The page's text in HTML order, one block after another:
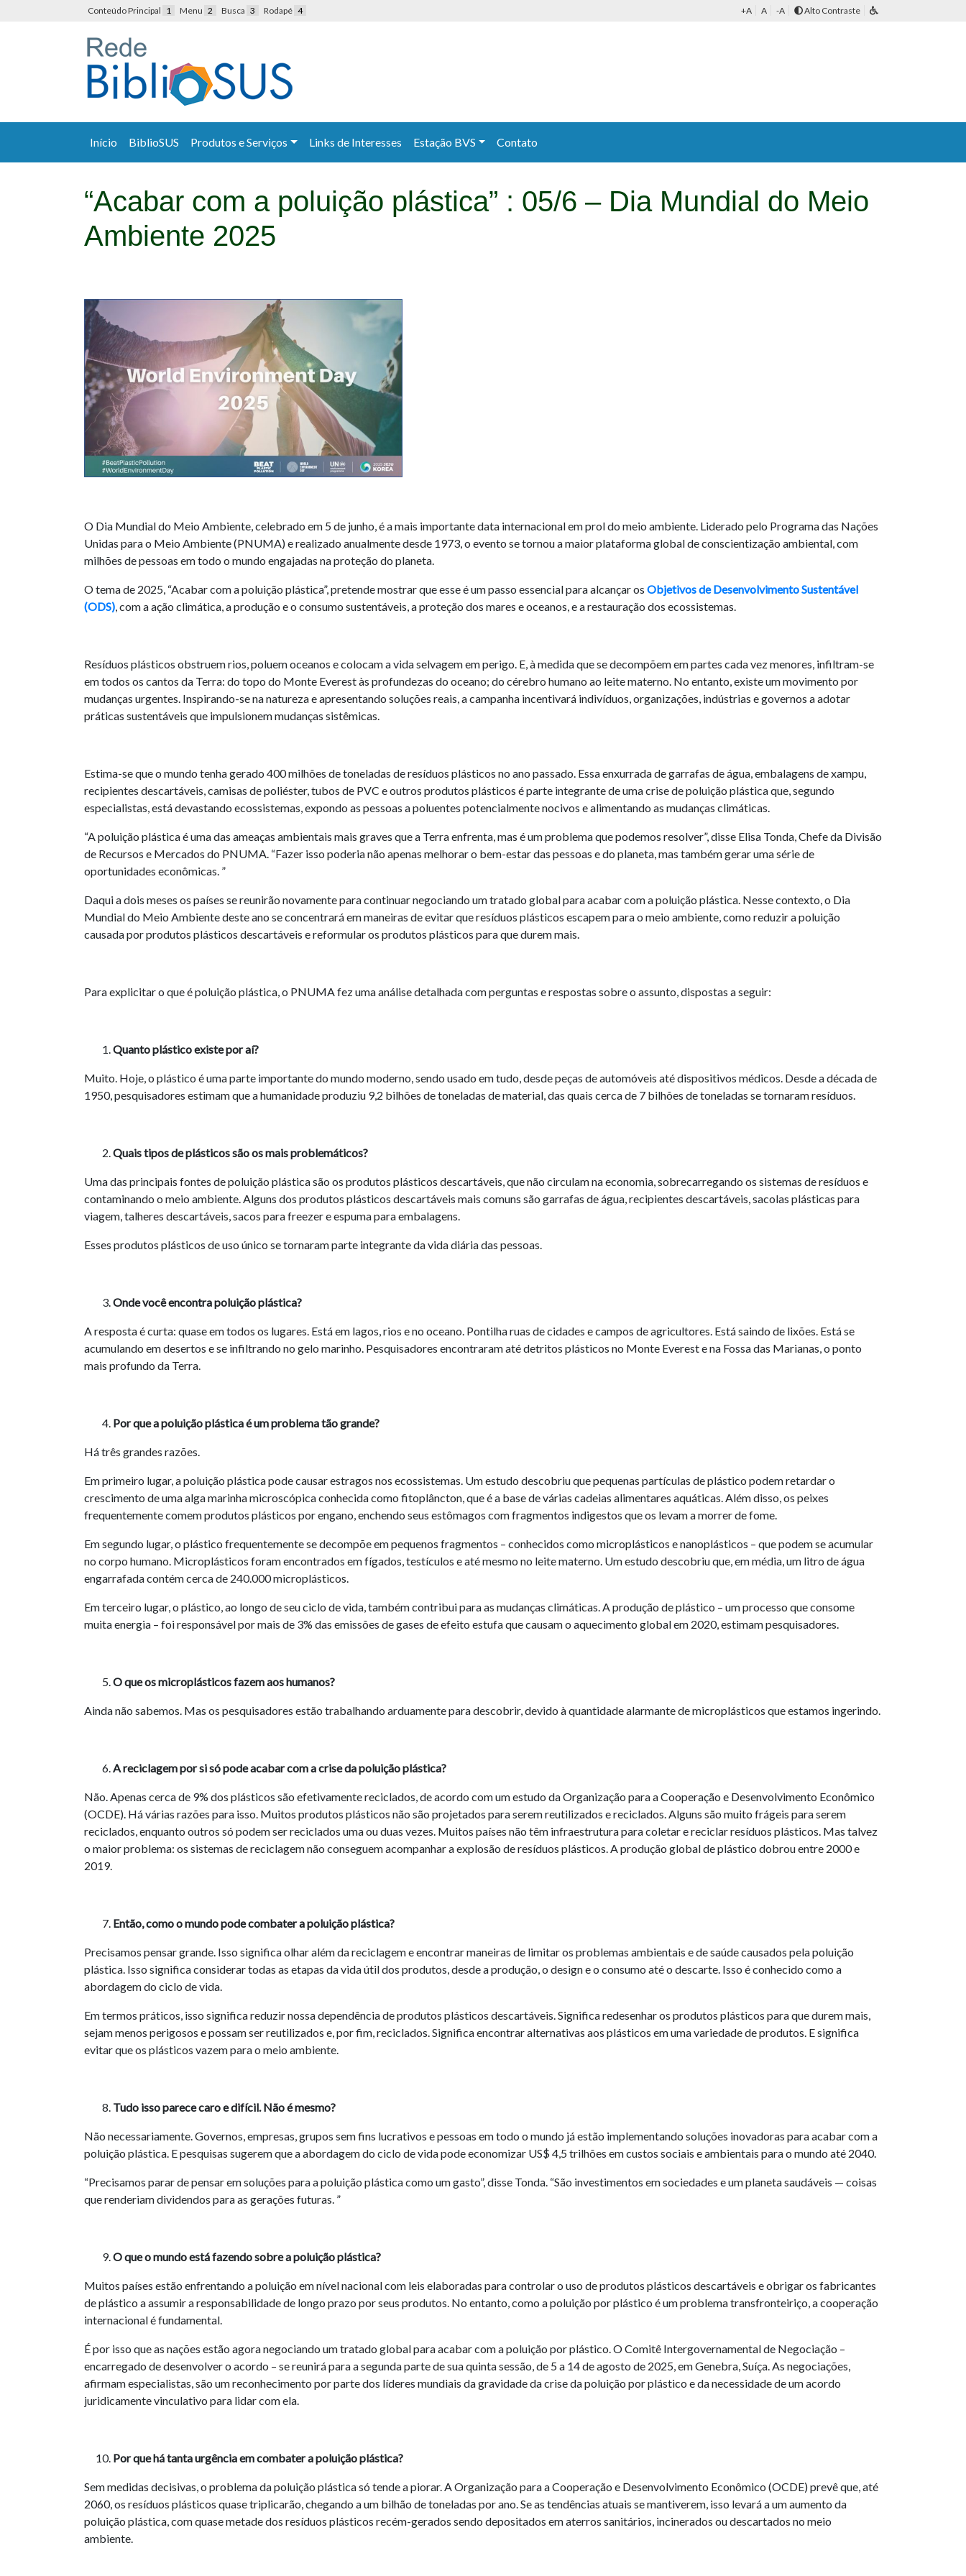
Conteúdo Principal 1 Menu 2 Busca 3 Rodapé 4 +A A -A Alto Contraste
Início BiblioSUS Produtos e Serviços Links de Interesses Estação BVS Contato
“Acabar com a poluição plástica” : 05/6 – Dia Mundial do Meio
Ambiente 2025
O Dia Mundial do Meio Ambiente, celebrado em 5 de junho, é a mais importante data internacional em prol do meio ambiente. Liderado pelo Programa das Nações
Unidas para o Meio Ambiente (PNUMA) e realizado anualmente desde 1973, o evento se tornou a maior plataforma global de conscientização ambiental, com
milhões de pessoas em todo o mundo engajadas na proteção do planeta.
O tema de 2025, “Acabar com a poluição plástica”, pretende mostrar que esse é um passo essencial para alcançar os Objetivos de Desenvolvimento Sustentável
(ODS), com a ação climática, a produção e o consumo sustentáveis, a proteção dos mares e oceanos, e a restauração dos ecossistemas.
Resíduos plásticos obstruem rios, poluem oceanos e colocam a vida selvagem em perigo. E, à medida que se decompõem em partes cada vez menores, infiltram-se
em todos os cantos da Terra: do topo do Monte Everest às profundezas do oceano; do cérebro humano ao leite materno. No entanto, existe um movimento por
mudanças urgentes. Inspirando-se na natureza e apresentando soluções reais, a campanha incentivará indivíduos, organizações, indústrias e governos a adotar
práticas sustentáveis ​​que impulsionem mudanças sistêmicas.
Estima-se que o mundo tenha gerado 400 milhões de toneladas de resíduos plásticos no ano passado. Essa enxurrada de garrafas de água, embalagens de xampu,
recipientes descartáveis, camisas de poliéster, tubos de PVC e outros produtos plásticos é parte integrante de uma crise de poluição plástica que, segundo
especialistas, está devastando ecossistemas, expondo as pessoas a poluentes potencialmente nocivos e alimentando as mudanças climáticas.
“A poluição plástica é uma das ameaças ambientais mais graves que a Terra enfrenta, mas é um problema que podemos resolver”, disse Elisa Tonda, Chefe da Divisão
de Recursos e Mercados do PNUMA. “Fazer isso poderia não apenas melhorar o bem-estar das pessoas e do planeta, mas também gerar uma série de
oportunidades econômicas. ”
Daqui a dois meses os países se reunirão novamente para continuar negociando um tratado global para acabar com a poluição plástica. Nesse contexto, o Dia
Mundial do Meio Ambiente deste ano se concentrará em maneiras de evitar que resíduos plásticos escapem para o meio ambiente, como reduzir a poluição
causada por produtos plásticos descartáveis ​​e reformular os produtos plásticos para que durem mais.
Para explicitar o que é poluição plástica, o PNUMA fez uma análise detalhada com perguntas e respostas sobre o assunto, dispostas a seguir:
Quanto plástico existe por aí?
Muito. Hoje, o plástico é uma parte importante do mundo moderno, sendo usado em tudo, desde peças de automóveis até dispositivos médicos. Desde a década de
1950, pesquisadores estimam que a humanidade produziu 9,2 bilhões de toneladas de material, das quais cerca de 7 bilhões de toneladas se tornaram resíduos.
Quais tipos de plásticos são os mais problemáticos?
Uma das principais fontes de poluição plástica são os produtos plásticos descartáveis, que não circulam na economia, sobrecarregando os sistemas de resíduos e
contaminando o meio ambiente. Alguns dos produtos plásticos descartáveis ​​mais comuns são garrafas de água, recipientes descartáveis, sacolas plásticas para
viagem, talheres descartáveis, sacos para freezer e espuma para embalagens.
Esses produtos plásticos de uso único se tornaram parte integrante da vida diária das pessoas.
Onde você encontra poluição plástica?
A resposta é curta: quase em todos os lugares. Está em lagos, rios e no oceano. Pontilha ruas de cidades e campos de agricultores. Está saindo de lixões. Está se
acumulando em desertos e se infiltrando no gelo marinho. Pesquisadores encontraram até detritos plásticos no Monte Everest e na Fossa das Marianas, o ponto
mais profundo da Terra.
Por que a poluição plástica é um problema tão grande?
Há três grandes razões.
Em primeiro lugar, a poluição plástica pode causar estragos nos ecossistemas. Um estudo descobriu que pequenas partículas de plástico podem retardar o
crescimento de uma alga marinha microscópica conhecida como fitoplâncton, que é a base de várias cadeias alimentares aquáticas. Além disso, os peixes
frequentemente comem produtos plásticos por engano, enchendo seus estômagos com fragmentos indigestos que os levam a morrer de fome.
Em segundo lugar, o plástico frequentemente se decompõe em pequenos fragmentos – conhecidos como microplásticos e nanoplásticos – que podem se acumular
no corpo humano. Microplásticos foram encontrados em fígados, testículos e até mesmo no leite materno. Um estudo descobriu que, em média, um litro de água
engarrafada contém cerca de 240.000 microplásticos.
Em terceiro lugar, o plástico, ao longo de seu ciclo de vida, também contribui para as mudanças climáticas. A produção de plástico – um processo que consome
muita energia – foi responsável por mais de 3% das emissões de gases de efeito estufa que causam o aquecimento global em 2020, estimam pesquisadores.
O que os microplásticos fazem aos humanos?
Ainda não sabemos. Mas os pesquisadores estão trabalhando arduamente para descobrir, devido à quantidade alarmante de microplásticos que estamos ingerindo.
A reciclagem por si só pode acabar com a crise da poluição plástica?
Não. Apenas cerca de 9% dos plásticos são efetivamente reciclados, de acordo com um estudo da Organização para a Cooperação e Desenvolvimento Econômico
(OCDE). Há várias razões para isso. Muitos produtos plásticos não são projetados para serem reutilizados e reciclados. Alguns são muito frágeis para serem
reciclados, enquanto outros só podem ser reciclados uma ou duas vezes. Muitos países não têm infraestrutura para coletar e reciclar resíduos plásticos. Mas talvez
o maior problema: os sistemas de reciclagem não conseguem acompanhar a explosão de resíduos plásticos. A produção global de plástico dobrou entre 2000 e
2019.
Então, como o mundo pode combater a poluição plástica?
Precisamos pensar grande. Isso significa olhar além da reciclagem e encontrar maneiras de limitar os problemas ambientais e de saúde causados ​​pela poluição
plástica. Isso significa considerar todas as etapas da vida útil dos produtos, desde a produção, o design e o consumo até o descarte. Isso é conhecido como a
abordagem do ciclo de vida.
Em termos práticos, isso significa reduzir nossa dependência de produtos plásticos descartáveis. Significa redesenhar os produtos plásticos para que durem mais,
sejam menos perigosos e possam ser reutilizados e, por fim, reciclados. Significa encontrar alternativas aos plásticos em uma variedade de produtos. E significa
evitar que os plásticos vazem para o meio ambiente.
Tudo isso parece caro e difícil. Não é mesmo?
Não necessariamente. Governos, empresas, grupos sem fins lucrativos e pessoas em todo o mundo já estão implementando soluções inovadoras para acabar com a
poluição plástica. E pesquisas sugerem que a abordagem do ciclo de vida pode economizar US$ 4,5 trilhões em custos sociais e ambientais para o mundo até 2040.
“Precisamos parar de pensar em soluções para a poluição plástica como um gasto”, disse Tonda. “São investimentos em sociedades e um planeta saudáveis ​​— coisas
que renderiam dividendos para as gerações futuras. ”
O que o mundo está fazendo sobre a poluição plástica?
Muitos países estão enfrentando a poluição em nível nacional com leis elaboradas para controlar o uso de produtos plásticos descartáveis ​​e obrigar os fabricantes
de plástico a assumir a responsabilidade de longo prazo por seus produtos. No entanto, como a poluição por plástico é um problema transfronteiriço, a cooperação
internacional é fundamental.
É por isso que as nações estão agora negociando um tratado global para acabar com a poluição por plástico. O Comitê Intergovernamental de Negociação –
encarregado de desenvolver o acordo – se reunirá para a segunda parte de sua quinta sessão, de 5 a 14 de agosto de 2025, em Genebra, Suíça. As negociações,
afirmam especialistas, são um reconhecimento por parte dos líderes mundiais da gravidade da crise da poluição por plástico e da necessidade de um acordo
juridicamente vinculativo para lidar com ela.
Por que há tanta urgência em combater a poluição plástica?
Sem medidas decisivas, o problema da poluição plástica só tende a piorar. A Organização para a Cooperação e Desenvolvimento Econômico (OCDE) prevê que, até
2060, os resíduos plásticos quase triplicarão, chegando a um bilhão de toneladas por ano. Se as tendências atuais se mantiverem, isso levará a um aumento da
poluição plástica, com quase metade dos resíduos plásticos recém-gerados sendo depositados em aterros sanitários, incinerados ou descartados no meio
ambiente.